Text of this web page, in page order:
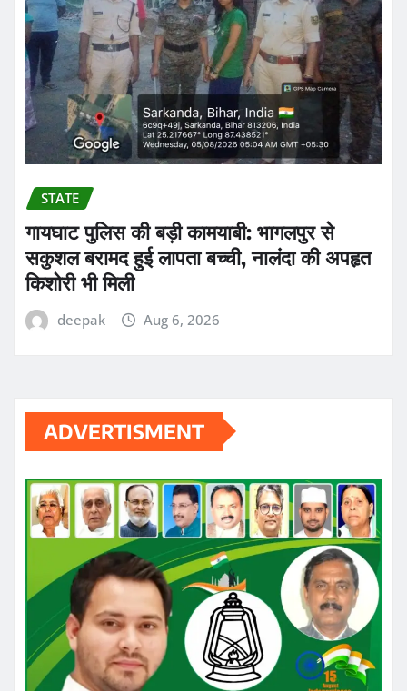
STATE
गायघाट पुलिस की बड़ी कामयाबी: भागलपुर से
सकुशल बरामद हुई लापता बच्ची, नालंदा की अपहृत
किशोरी भी मिली
deepak Aug 6, 2026
ADVERTISMENT